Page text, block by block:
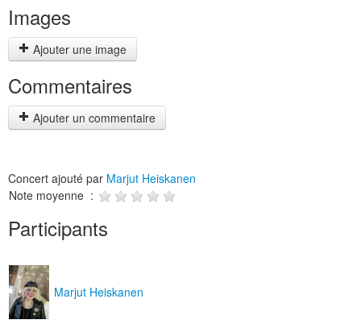
Images
Ajouter une image
Commentaires
Ajouter un commentaire
Concert ajouté par Marjut Heiskanen
Note moyenne :
Participants
Marjut Heiskanen